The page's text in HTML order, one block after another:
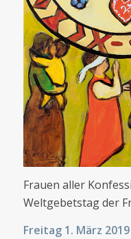
Frauen aller
Weltgebetstag der
Freitag 1. März 2019